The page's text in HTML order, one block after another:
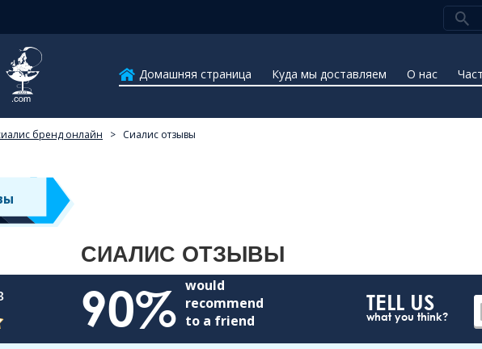
Домашняя страница Куда мы доставляем О нас
бренд онлайн > Сиалис отзывы
СИАЛИС ОТЗЫВЫ
90% would
recommend
to a friend
TELL US
what you think?